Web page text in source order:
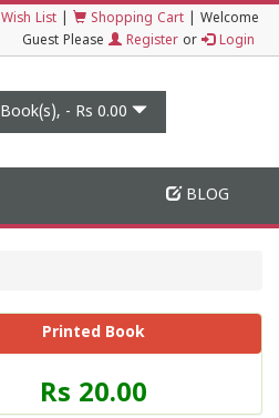
Wish List Shopping Cart
Welcome
Guest Please
Register or Login
Book(s), - Rs 0.00
BLOG
Printed Book
Price
of
Rs 20.00